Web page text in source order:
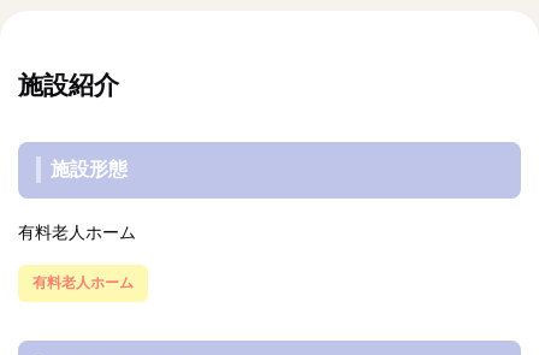
施設紹介
施設形態
有料老人ホーム
有料老人ホーム